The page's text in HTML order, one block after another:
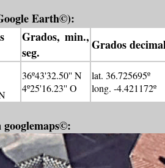
Earth©):
Grados, min.,
seg.
Grados
36º43'32.50'' N
4º25'16.23'' O
lat. 36.725695º
long. -4.421172º